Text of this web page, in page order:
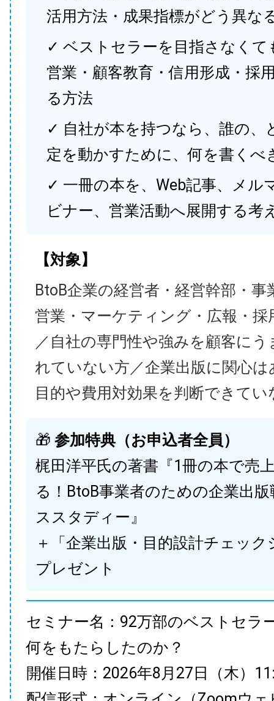
活用方法・成果指標がどう異な
✓ ベストセラーを目指さなくて
営業・顧客教育・信用形成・採
る方法
✓ 自社が本を持つなら、誰の、
定を動かすために、何を書くべ
✓ 一冊の本を、Web記事、メル
ビナー、営業活動へ展開する考
【対象】
BtoB企業の経営者・経営幹部・事
営業・マーケティング・広報・採
／自社の専門性や強みを顧客に
れていない方／企業出版に関心
目的や費用対効果を判断できてい
🎁 参加特典（お申込者全員）
梶田洋平氏の著書『1冊の本で売
る！BtoB事業者のための企業出
ススタディー』
＋「企業出版・目的設計チェック
プレゼント
セミナー名：92万部のベストセラ
何をもたらしたのか？
開催日時：2026年8月27日（木）